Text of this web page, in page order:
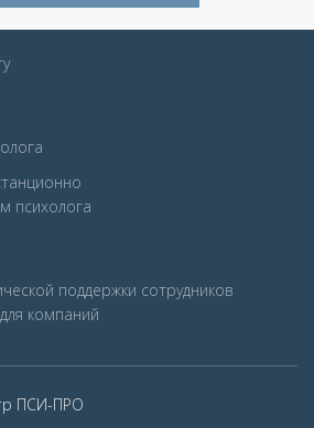
психолога
поддержки сотрудников
компаний
ПСИ-ПРО